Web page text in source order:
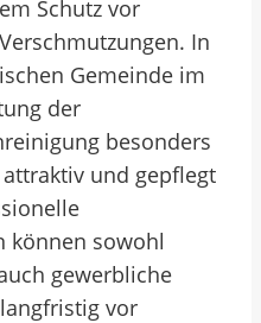
Schutz vor
In
Gemeinde im
der
besonders
und gepflegt
können sowohl
gewerbliche
vor